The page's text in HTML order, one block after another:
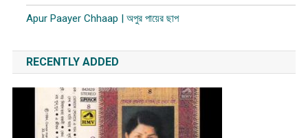
Apur Paayer Chhaap | অপুর পায়ের ছাপ
RECENTLY ADDED